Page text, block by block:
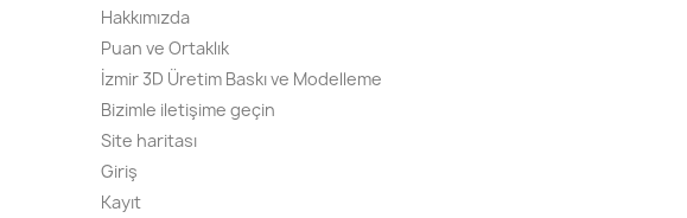
Hakkımızda
Puan ve Ortaklık
İzmir 3D Üretim Baskı ve Modelleme
Bizimle iletişime geçin
Site haritası
Giriş
Kayıt